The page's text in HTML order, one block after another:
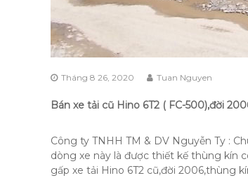
Tháng 8 26, 2020 Tuan Nguyen
Bán xe tải cũ Hino 6T2 ( FC-500),đời
Công ty TNHH TM & DV Nguyễn Ty :
dòng xe này là được thiết kế thùng kín
gấp xe tải Hino 6T2 cũ,đời 2006,thùng